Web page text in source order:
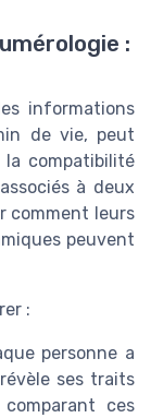
:
informations
de vie, peut
compatibilité
à deux
comment leurs
peuvent
:
personne a
ses traits
ces